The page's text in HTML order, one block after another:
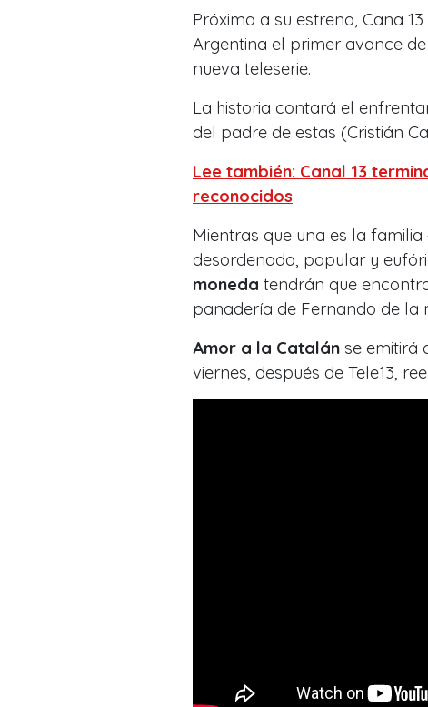
Próxima a su estreno, Cana
Argentina el primer avance
nueva teleserie.
La historia contará el
del padre de estas (Cristián
Lee también: Canal 13
reconocidos
Mientras que una es la
desordenada, popular y
moneda tendrán que
panadería de Fernando de la
Amor a la Catalán se emitirá
viernes, después de Tele13,